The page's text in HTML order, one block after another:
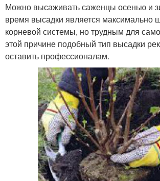
Можно высаживать саженцы осенью и
время высадки является максимально
корневой системы, но трудным для
этой причине подобный тип высадки
оставить профессионалам.